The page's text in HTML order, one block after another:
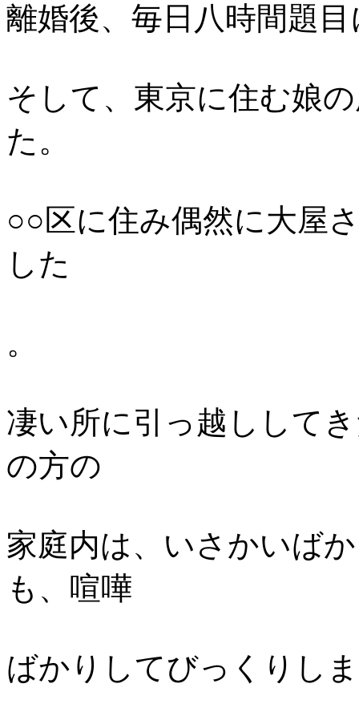
離婚後、毎日八時間題
そして、東京に住む娘
た。
○○区に住み偶然に大屋
した
。
凄い所に引っ越しして
の方の
家庭内は、いさかいば
も、喧嘩
ばかりしてびっくりし